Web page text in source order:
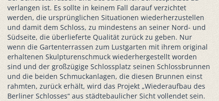
verlangen ist. Es sollte in keinem Fall darauf verzichtet
werden, die ursprünglichen Situationen wiederherzustellen
und damit dem Schloss, zu mindestens an seiner Nord- und
Südseite, die überlieferte Qualität zurück zu geben. Nur
wenn die Gartenterrassen zum Lustgarten mit ihrem original
erhaltenen Skulpturenschmuck wiederhergestellt worden
sind und der großzügige Schlossplatz seinen Schlossbrunnen
und die beiden Schmuckanlagen, die diesen Brunnen einst
rahmten, zurück erhält, wird das Projekt „Wiederaufbau des
Berliner Schlosses“ aus städtebaulicher Sicht vollendet sein.